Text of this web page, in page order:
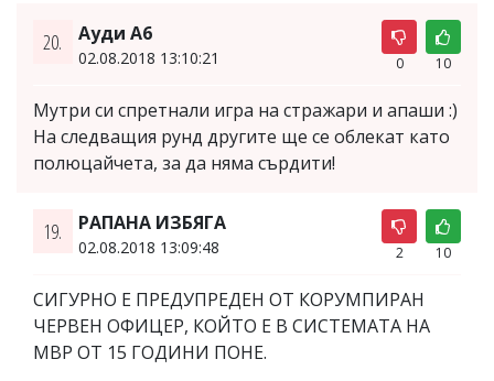
20. Ауди А6
02.08.2018 13:10:21 0 10
Мутри си спретнали игра на стражари и апаши :)
На следващия рунд другите ще се облекат като
полюцайчета, за да няма сърдити!
19. РАПАНА ИЗБЯГА
02.08.2018 13:09:48 2 10
СИГУРНО Е ПРЕДУПРЕДЕН ОТ КОРУМПИРАН
ЧЕРВЕН ОФИЦЕР, КОЙТО Е В СИСТЕМАТА НА
МВР ОТ 15 ГОДИНИ ПОНЕ.